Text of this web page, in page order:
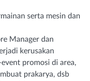
serta mesin dan
Manager dan
kerusakan
promosi di area,
prakarya, dsb